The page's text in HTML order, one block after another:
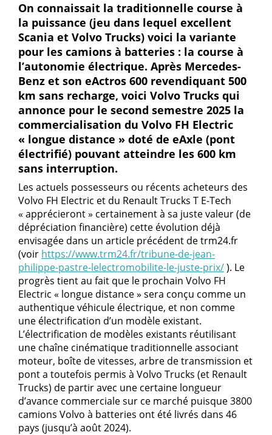
On connaissait la traditionnelle course à
la puissance (jeu dans lequel excellent
Scania et Volvo Trucks) voici la variante
pour les camions à batteries : la course à
l’autonomie électrique. Après Mercedes-
Benz et son eActros 600 revendiquant 500
km sans recharge, voici Volvo Trucks qui
annonce pour le second semestre 2025 la
commercialisation du Volvo FH Electric
« longue distance » doté de eAxle (pont
électrifié) pouvant atteindre les 600 km
sans interruption.
Les actuels possesseurs ou récents acheteurs des
Volvo FH Electric et du Renault Trucks T E-Tech
« apprécieront » certainement à sa juste valeur (de
dépréciation financière) cette évolution déjà
envisagée dans un article précédent de trm24.fr
(voir https://www.trm24.fr/tribune-de-jean-
philippe-pastre-lelectromobilite-le-juste-prix/). Le
progrès tient au fait que le prochain Volvo FH
Electric « longue distance » sera conçu comme un
authentique véhicule électrique, et non comme
une électrification d’un modèle existant.
L’électrification de modèles existants réutilisant
une chaîne cinématique traditionnelle associant
moteur, boîte de vitesses, arbre de transmission et
pont a toutefois permis à Volvo Trucks (et Renault
Trucks) de partir avec une certaine longueur
d’avance commerciale sur ce marché puisque 3800
camions Volvo à batteries ont été livrés dans 46
pays (jusqu’à août 2024).